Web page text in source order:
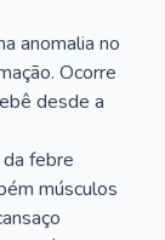
anomalia no
Ocorre
desde a
febre
músculos